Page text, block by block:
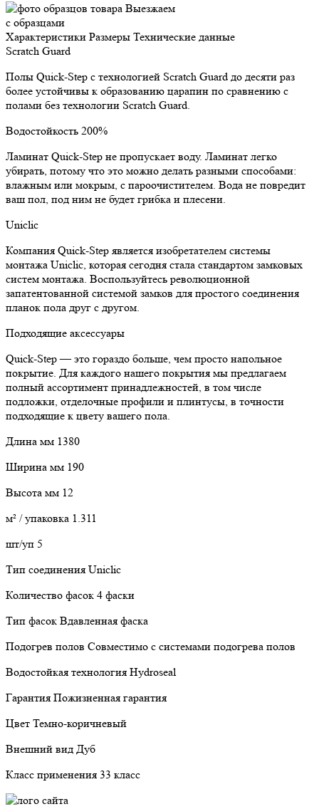
Выезжаем
с образцами
Характеристики Размеры Технические данные
Scratch Guard
Полы Quick-Step с технологией Scratch Guard до десяти раз
более устойчивы к образованию царапин по сравнению с
полами без технологии Scratch Guard.
Водостойкость 200%
Ламинат Quick-Step не пропускает воду. Ламинат легко
убирать, потому что это можно делать разными способами:
влажным или мокрым, с пароочистителем. Вода не повредит
ваш пол, под ним не будет грибка и плесени.
Uniclic
Компания Quick-Step является изобретателем системы
монтажа Uniclic, которая сегодня стала стандартом замковых
систем монтажа. Воспользуйтесь революционной
запатентованной системой замков для простого соединения
планок пола друг с другом.
Подходящие аксессуары
Quick-Step — это гораздо больше, чем просто напольное
покрытие. Для каждого нашего покрытия мы предлагаем
полный ассортимент принадлежностей, в том числе
подложки, отделочные профили и плинтусы, в точности
подходящие к цвету вашего пола.
Длина мм 1380
Ширина мм 190
Высота мм 12
м² / упаковка 1.311
шт/уп 5
Тип соединения Uniclic
Количество фасок 4 фаски
Тип фасок Вдавленная фаска
Подогрев полов Совместимо с системами подогрева полов
Водостойкая технология Hydroseal
Гарантия Пожизненная гарантия
Цвет Темно-коричневый
Внешний вид Дуб
Класс применения 33 класс